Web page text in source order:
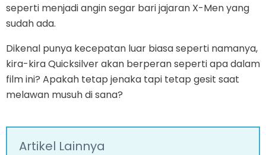
seperti menjadi angin segar bari jajaran X-Men yang
sudah ada.
Dikenal punya kecepatan luar biasa seperti namanya,
kira-kira Quicksilver akan berperan seperti apa dalam
film ini? Apakah tetap jenaka tapi tetap gesit saat
melawan musuh di sana?
Artikel Lainnya